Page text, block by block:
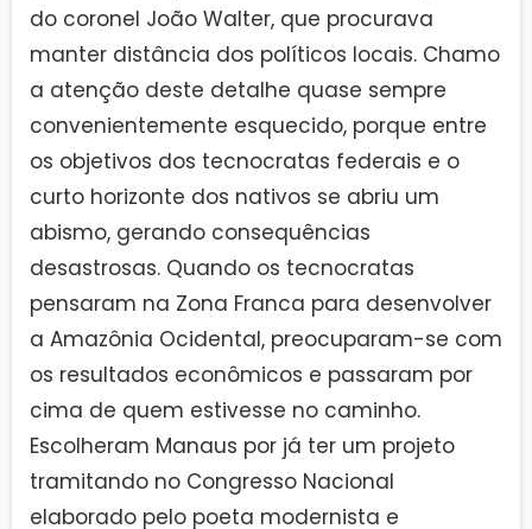
do coronel João Walter, que procurava
manter distância dos políticos locais. Chamo
a atenção deste detalhe quase sempre
convenientemente esquecido, porque entre
os objetivos dos tecnocratas federais e o
curto horizonte dos nativos se abriu um
abismo, gerando consequências
desastrosas. Quando os tecnocratas
pensaram na Zona Franca para desenvolver
a Amazônia Ocidental, preocuparam-se com
os resultados econômicos e passaram por
cima de quem estivesse no caminho.
Escolheram Manaus por já ter um projeto
tramitando no Congresso Nacional
elaborado pelo poeta modernista e